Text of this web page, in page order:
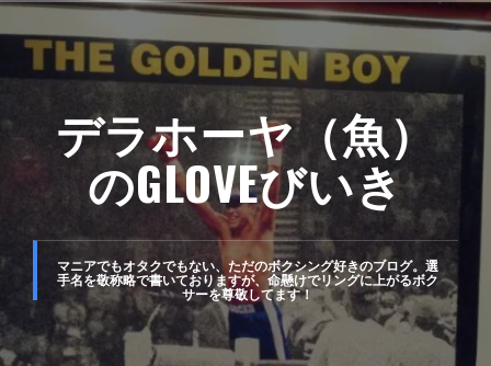
ン
キ
プ
デラホーヤ（魚）
のGLOVEびいき
マニアでもオタクでもない、ただのボクシング好きのブログ。選
手名を敬称略で書いておりますが、命懸けでリングに上がるボク
サーを尊敬してます！